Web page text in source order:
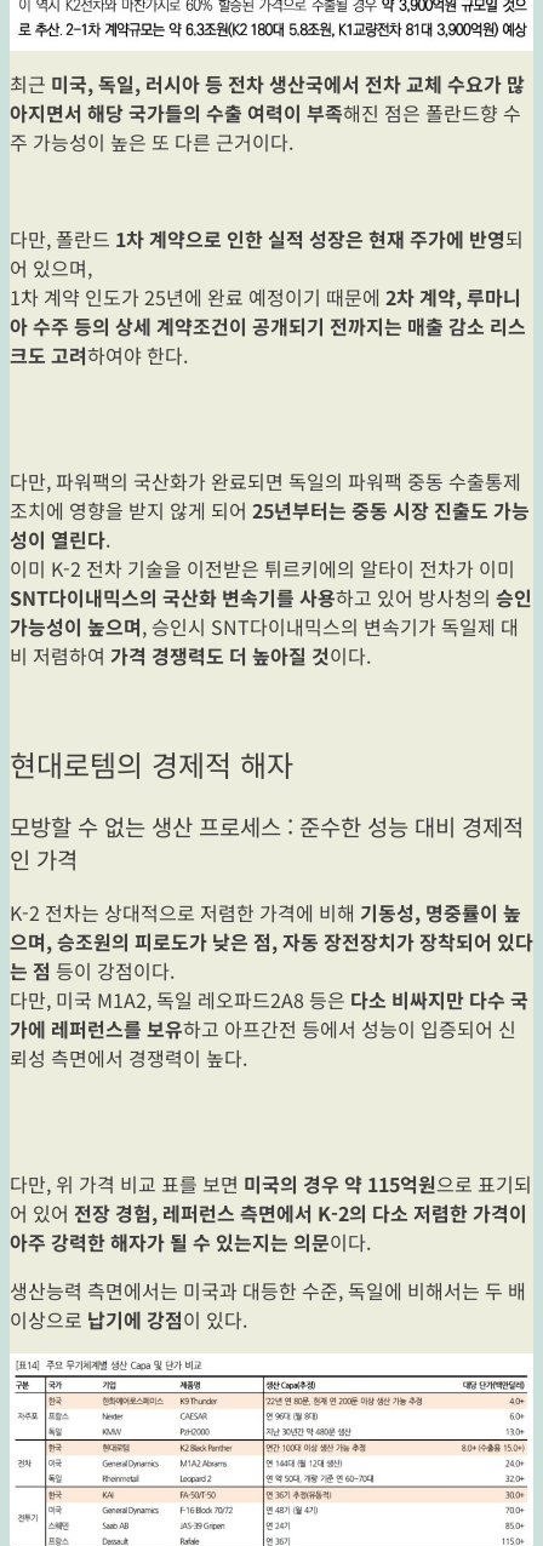
최근 미국, 독일, 러시아 등 전차 생산국에서 전차 교체 수요가 많
아지면서 해당 국가들의 수출 여력이 부족해진 점은 폴란드향 수
주 가능성이 높은 또 다른 근거이다.
다만, 폴란드 1차 계약으로 인한 실적 성장은 현재 주가에 반영되
어 있으며,
1차 계약 인도가 25년에 완료 예정이기 때문에 2차 계약, 루마니
아 수주 등의 상세 계약조건이 공개되기 전까지는 매출 감소 리스
크도 고려하여야 한다.
다만, 파워팩의 국산화가 완료되면 독일의 파워팩 중동 수출통제
조치에 영향을 받지 않게 되어 25년부터는 중동 시장 진출도 가능
성이 열린다.
이미 K-2 전차 기술을 이전받은 튀르키에의 알타이 전차가 이미
SNT다이내믹스의 국산화 변속기를 사용하고 있어 방사청의 승인
가능성이 높으며, 승인시 SNT다이내믹스의 변속기가 독일제 대
비 저렴하여 가격 경쟁력도 더 높아질 것이다.
현대로템의 경제적 해자
모방할 수 없는 생산 프로세스 : 준수한 성능 대비 경제적
인 가격
K-2 전차는 상대적으로 저렴한 가격에 비해 기동성, 명중률이 높
으며, 승조원의 피로도가 낮은 점, 자동 장전장치가 장착되어 있다
는 점 등이 강점이다.
다만, 미국 M1A2, 독일 레오파드2A8 등은 다소 비싸지만 다수 국
가에 레퍼런스를 보유하고 아프간전 등에서 성능이 입증되어 신
뢰성 측면에서 경쟁력이 높다.
다만, 위 가격 비교 표를 보면 미국의 경우 약 115억원으로 표기되
어 있어 전장 경험, 레퍼런스 측면에서 K-2의 다소 저렴한 가격이
아주 강력한 해자가 될 수 있는지는 의문이다.
생산능력 측면에서는 미국과 대등한 수준, 독일에 비해서는 두 배
이상으로 납기에 강점이 있다.